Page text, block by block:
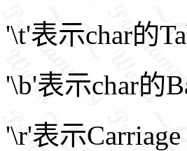
'\t'表示char的
'\b'表示char的
'\r'表示Carriage